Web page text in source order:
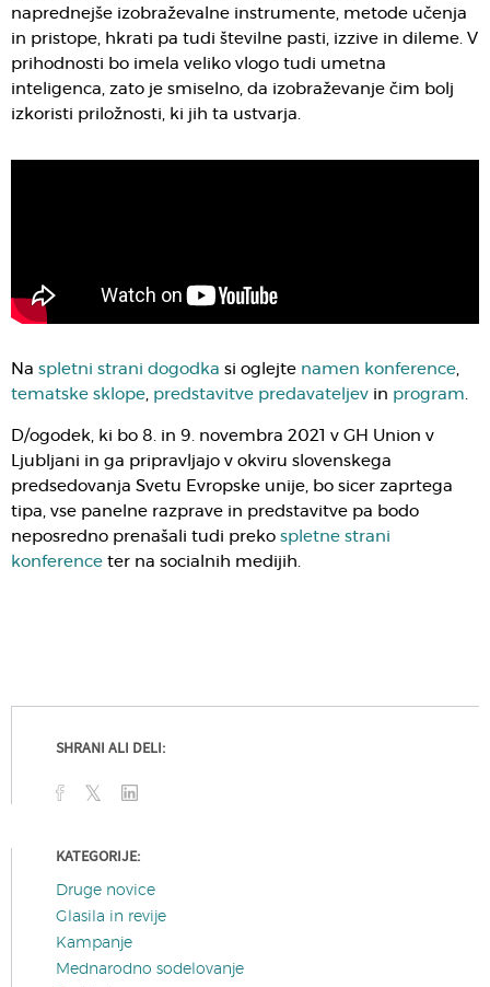
naprednejše izobraževalne instrumente, metode učenja
in pristope, hkrati pa tudi številne pasti, izzive in dileme. V
prihodnosti bo imela veliko vlogo tudi umetna
inteligenca, zato je smiselno, da izobraževanje čim bolj
izkoristi priložnosti, ki jih ta ustvarja.
Na spletni strani dogodka si oglejte namen konference,
tematske sklope, predstavitve predavateljev in program.
D/ogodek, ki bo 8. in 9. novembra 2021 v GH Union v
Ljubljani in ga pripravljajo v okviru slovenskega
predsedovanja Svetu Evropske unije, bo sicer zaprtega
tipa, vse panelne razprave in predstavitve pa bodo
neposredno prenašali tudi preko spletne strani
konference ter na socialnih medijih.
SHRANI ALI DELI:
KATEGORIJE:
Druge novice
Glasila in revije
Kampanje
Mednarodno sodelovanje